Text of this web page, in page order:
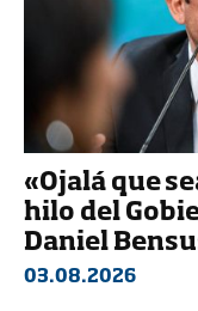
«Ojalá que
hilo del
Daniel
03.08.2026